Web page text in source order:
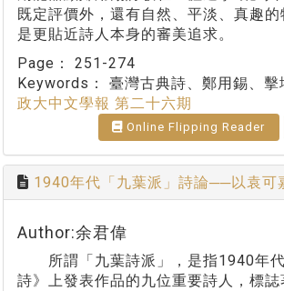
既定評價外，還有自然、平淡、真趣
是更貼近詩人本身的審美追求。
Page： 251-274
Keywords： 臺灣古典詩、鄭用錫、擊
政大中文學報 第二十六期
Online Flipping Reader
1940年代「九葉派」詩論──以袁可
Author:余君偉
所謂「九葉詩派」，是指1940年代
詩》上發表作品的九位重要詩人，標